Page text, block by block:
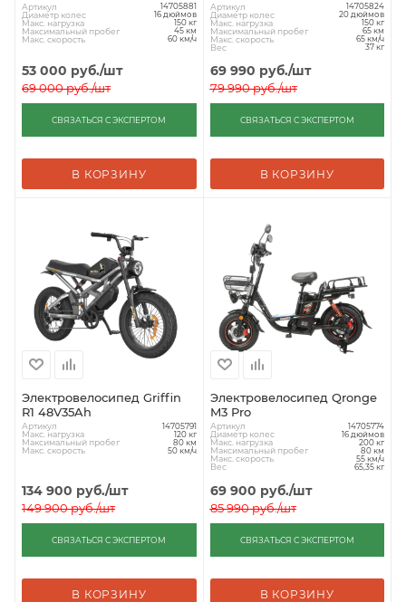
Артикул 14705881
Диаметр колес 16 дюймов
Макс. нагрузка 150 кг
Максимальный пробег 45 км
Макс. скорость 60 км/ч
53 000 руб./шт
69 000руб./шт
СВЯЗАТЬСЯ С ЭКСПЕРТОМ
В КОРЗИНУ
Артикул 14705824
Диаметр колес 20 дюймов
Макс. нагрузка 150 кг
Максимальный пробег 65 км
Макс. скорость 65 км/ч
Вес 37 кг
69 990 руб./шт
79 990руб./шт
СВЯЗАТЬСЯ С ЭКСПЕРТОМ
В КОРЗИНУ
Электровелосипед Griffin
R1 48V35Ah
Артикул 14705791
Макс. нагрузка 120 кг
Максимальный пробег 80 км
Макс. скорость 50 км/ч
134 900 руб./шт
149 900руб./шт
СВЯЗАТЬСЯ С ЭКСПЕРТОМ
В КОРЗИНУ
Электровелосипед Qronge
M3 Pro
Артикул 14705774
Диаметр колес 16 дюймов
Макс. нагрузка 200 кг
Максимальный пробег 80 км
Макс. скорость 55 км/ч
Вес 65,35 кг
69 900 руб./шт
85 990руб./шт
СВЯЗАТЬСЯ С ЭКСПЕРТОМ
В КОРЗИНУ